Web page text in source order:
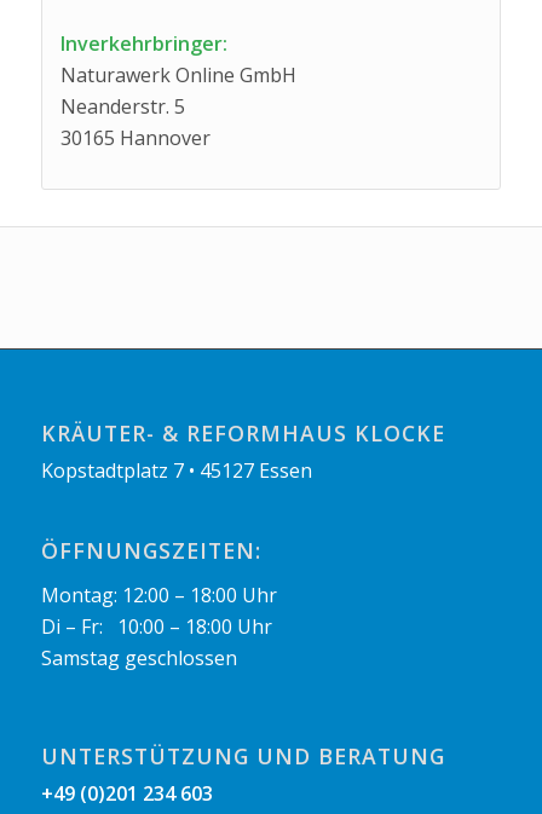
Inverkehrbringer:
Naturawerk Online GmbH
Neanderstr. 5
30165 Hannover
KRÄUTER- & REFORMHAUS KLOCKE
Kopstadtplatz 7 • 45127 Essen
ÖFFNUNGSZEITEN:
Montag: 12:00 – 18:00 Uhr
Di – Fr: 10:00 – 18:00 Uhr
Samstag geschlossen
UNTERSTÜTZUNG UND BERATUNG
+49 (0)201 234 603